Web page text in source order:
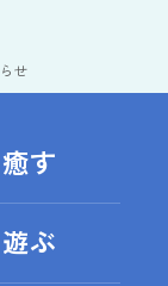
せ
癒す
遊ぶ